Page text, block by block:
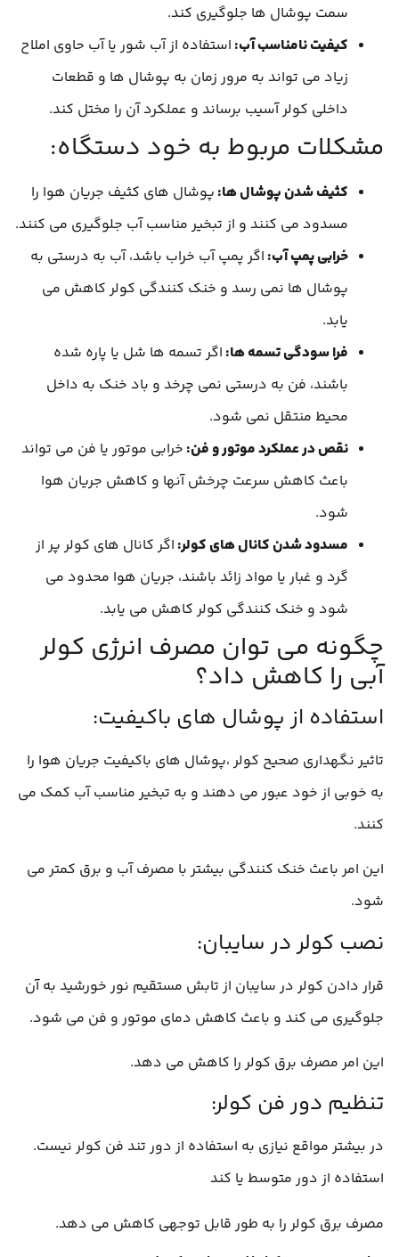
سمت پوشال ها جلوگیری کند.
کیفیت نامناسب آب: استفاده از آب شور یا آب حاوی املاح
زیاد می تواند به مرور زمان به پوشال ها و قطعات
داخلی کولر آسیب برساند و عملکرد آن را مختل کند.
مشکلات مربوط به خود دستگاه:
کثیف شدن پوشال ها: پوشال های کثیف جریان هوا را
مسدود می کنند و از تبخیر مناسب آب جلوگیری می کنند.
خرابی پمپ آب: اگر پمپ آب خراب باشد، آب به درستی به
پوشال ها نمی رسد و خنک کنندگی کولر کاهش می
یابد.
فرا سودگی تسمه ها: اگر تسمه ها شل یا پاره شده
باشند، فن به درستی نمی چرخد و باد خنک به داخل
محیط منتقل نمی شود.
نقص در عملکرد موتور و فن: خرابی موتور یا فن می تواند
باعث کاهش سرعت چرخش آنها و کاهش جریان هوا
شود.
مسدود شدن کانال های کولر: اگر کانال های کولر پر از
گرد و غبار یا مواد زائد باشند، جریان هوا محدود می
شود و خنک کنندگی کولر کاهش می یابد.
چگونه می توان مصرف انرژی کولر
آبی را کاهش داد؟
استفاده از پوشال های باکیفیت:
تاثیر نگهداری صحیح کولر ،پوشال های باکیفیت جریان هوا را
به خوبی از خود عبور می دهند و به تبخیر مناسب آب کمک می
کنند.
این امر باعث خنک کنندگی بیشتر با مصرف آب و برق کمتر می
شود.
نصب کولر در سایبان:
قرار دادن کولر در سایبان از تابش مستقیم نور خورشید به آن
جلوگیری می کند و باعث کاهش دمای موتور و فن می شود.
این امر مصرف برق کولر را کاهش می دهد.
تنظیم دور فن کولر:
در بیشتر مواقع نیازی به استفاده از دور تند فن کولر نیست.
استفاده از دور متوسط یا کند
مصرف برق کولر را به طور قابل توجهی کاهش می دهد.